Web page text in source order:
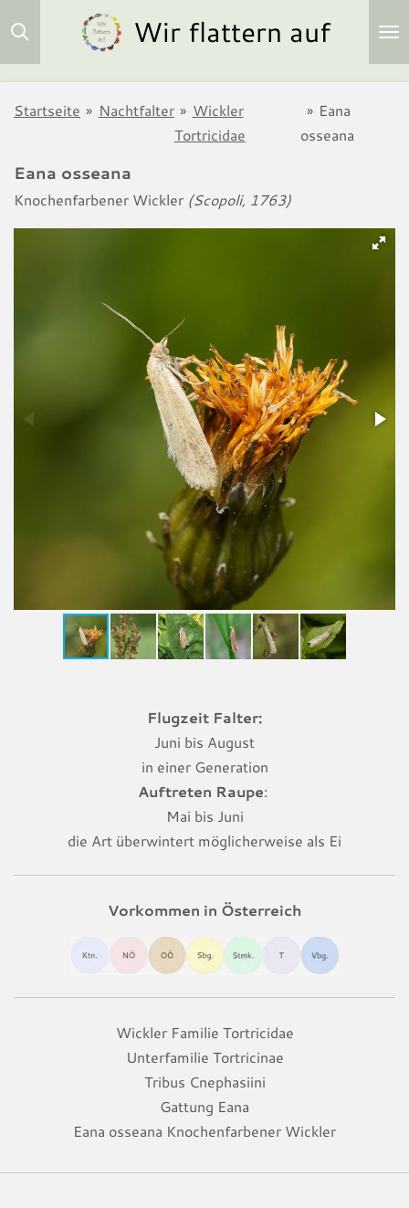
Zum
Hauptinhalt
Wir flattern auf
Startseite » Nachtfalter » Wickler
Tortricidae
» Eana
osseana
Eana osseana
Knochenfarbener Wickler (Scopoli, 1763)
Flugzeit Falter:
Juni bis August
in einer Generation
Auftreten Raupe:
Mai bis Juni
die Art überwintert möglicherweise als Ei
Vorkommen in Österreich
Wickler Familie Tortricidae
Unterfamilie Tortricinae
Tribus Cnephasiini
Gattung Eana
Eana osseana Knochenfarbener Wickler